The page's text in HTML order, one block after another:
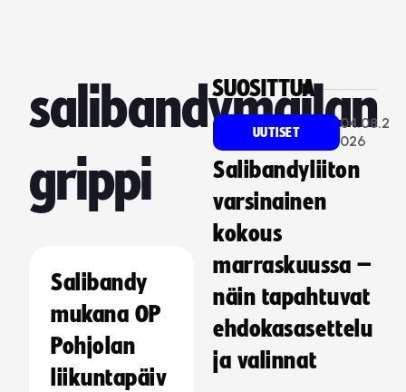
salibandymailan
grippi
Salibandy
mukana OP
Pohjolan
liikuntapäiv
SUOSITTUA
UUTISET
04.08.2
026
Salibandyliiton
varsinainen
kokous
marraskuussa –
näin tapahtuvat
ehdokasasettelu
ja valinnat